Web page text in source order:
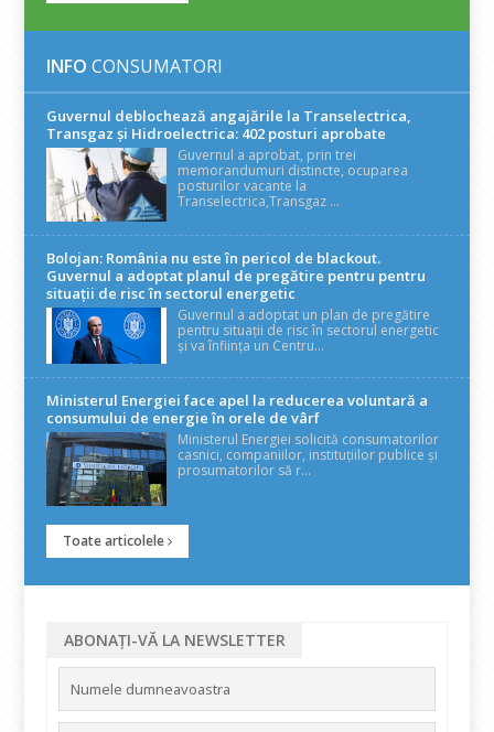
INFO CONSUMATORI
Guvernul deblochează angajările la Transelectrica,
Transgaz și Hidroelectrica: 402 posturi aprobate
Guvernul a aprobat, prin trei
memorandumuri distincte, ocuparea
posturilor vacante la
Transelectrica,Transgaz ...
Bolojan: România nu este în pericol de blackout.
Guvernul a adoptat planul de pregătire pentru pentru
situații de risc în sectorul energetic
Guvernul a adoptat un plan de pregătire
pentru situații de risc în sectorul energetic
și va înființa un Centru...
Ministerul Energiei face apel la reducerea voluntară a
consumului de energie în orele de vârf
Ministerul Energiei solicită consumatorilor
casnici, companiilor, instituțiilor publice și
prosumatorilor să r...
Toate articolele
ABONAȚI-VĂ LA NEWSLETTER